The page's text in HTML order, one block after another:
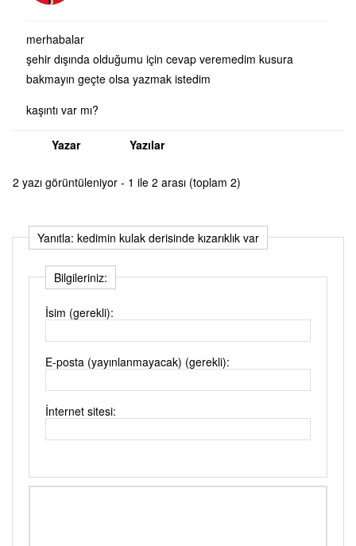
merhabalar
şehir dışında olduğumu için cevap veremedim kusura
bakmayın geçte olsa yazmak istedim
kaşıntı var mı?
Yazar Yazılar
2 yazı görüntüleniyor - 1 ile 2 arası (toplam 2)
Yanıtla: kedimin kulak derisinde kızarıklık var
Bilgileriniz:
İsim (gerekli):
E-posta (yayınlanmayacak) (gerekli):
İnternet sitesi: